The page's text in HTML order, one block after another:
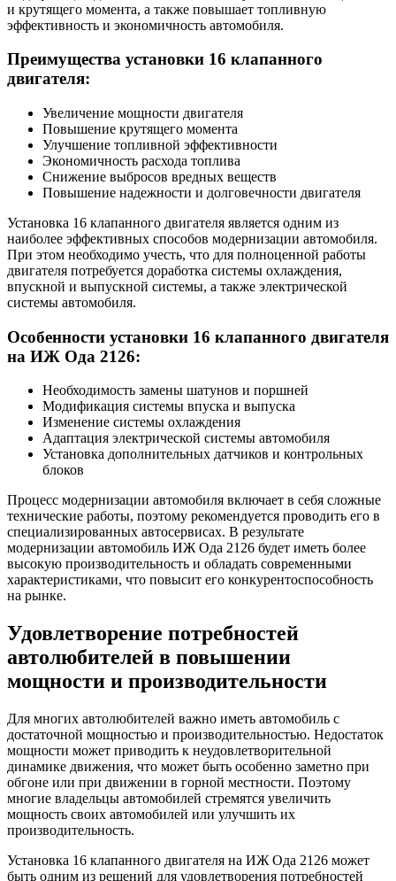
и крутящего момента, а также повышает топливную
эффективность и экономичность автомобиля.
Преимущества установки 16 клапанного
двигателя:
Увеличение мощности двигателя
Повышение крутящего момента
Улучшение топливной эффективности
Экономичность расхода топлива
Снижение выбросов вредных веществ
Повышение надежности и долговечности двигателя
Установка 16 клапанного двигателя является одним из
наиболее эффективных способов модернизации автомобиля.
При этом необходимо учесть, что для полноценной работы
двигателя потребуется доработка системы охлаждения,
впускной и выпускной системы, а также электрической
системы автомобиля.
Особенности установки 16 клапанного двигателя
на ИЖ Ода 2126:
Необходимость замены шатунов и поршней
Модификация системы впуска и выпуска
Изменение системы охлаждения
Адаптация электрической системы автомобиля
Установка дополнительных датчиков и контрольных
блоков
Процесс модернизации автомобиля включает в себя сложные
технические работы, поэтому рекомендуется проводить его в
специализированных автосервисах. В результате
модернизации автомобиль ИЖ Ода 2126 будет иметь более
высокую производительность и обладать современными
характеристиками, что повысит его конкурентоспособность
на рынке.
Удовлетворение потребностей
автолюбителей в повышении
мощности и производительности
Для многих автолюбителей важно иметь автомобиль с
достаточной мощностью и производительностью. Недостаток
мощности может приводить к неудовлетворительной
динамике движения, что может быть особенно заметно при
обгоне или при движении в горной местности. Поэтому
многие владельцы автомобилей стремятся увеличить
мощность своих автомобилей или улучшить их
производительность.
Установка 16 клапанного двигателя на ИЖ Ода 2126 может
быть одним из решений для удовлетворения потребностей